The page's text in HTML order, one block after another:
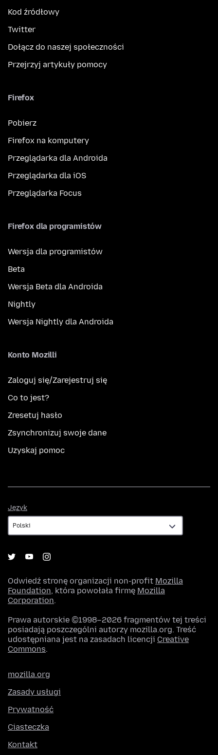
Kod źródłowy
Twitter
Dołącz do naszej społeczności
Przejrzyj artykuły pomocy
Firefox
Pobierz
Firefox na komputery
Przeglądarka dla Androida
Przeglądarka dla iOS
Przeglądarka Focus
Firefox dla programistów
Wersja dla programistów
Beta
Wersja Beta dla Androida
Nightly
Wersja Nightly dla Androida
Konto Mozilli
Zaloguj się/Zarejestruj się
Co to jest?
Zresetuj hasło
Zsynchronizuj swoje dane
Uzyskaj pomoc
Język
Odwiedź stronę organizacji non-profit Mozilla
Foundation, która powołała firmę Mozilla
Corporation.
Prawa autorskie ©1998–2026 fragmentów tej treści
posiadają poszczególni autorzy mozilla.org. Treść
udostępniana jest na zasadach licencji Creative
Commons.
mozilla.org
Zasady usługi
Prywatność
Ciasteczka
Kontakt